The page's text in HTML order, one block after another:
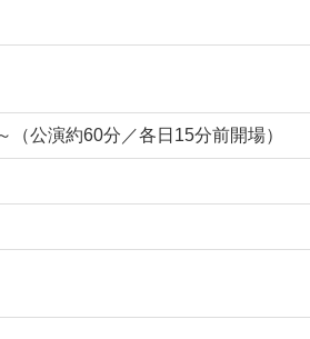
公演約60分／各日15分前開場）